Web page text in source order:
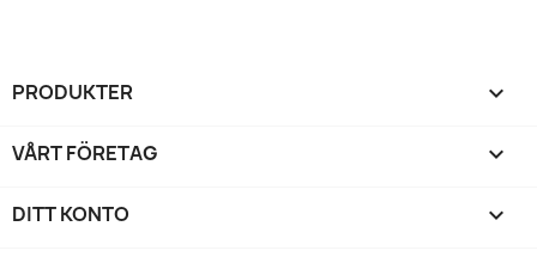
PRODUKTER 
VÅRT FÖRETAG 
DITT KONTO 